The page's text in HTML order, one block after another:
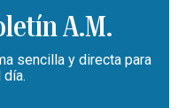
A.M.
sencilla y directa para